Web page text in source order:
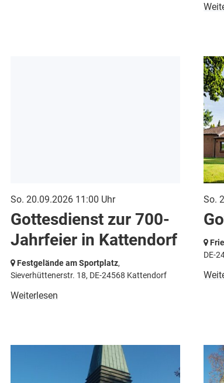
So. 20.09.2026 11:00 Uhr
Gottesdienst zur 700-
Jahrfeier in Kattendorf
Festgelände am Sportplatz,
Sieverhüttenerstr. 18, DE-24568 Kattendorf
Weiterlesen
So.
DE-